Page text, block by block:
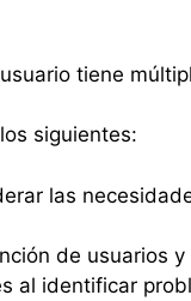
tiene
siguientes:
las
de usuarios
al identificar